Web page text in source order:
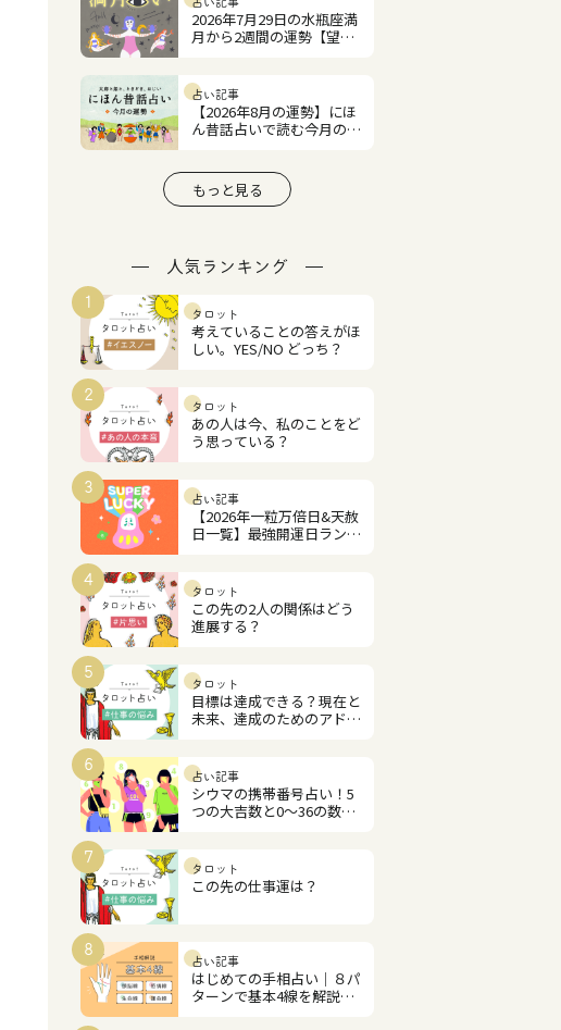
2026年7月29日の水瓶座満
月から2週間の運勢【望月
占い記事
【2026年8月の運勢】にほ
ん昔話占いで読む今月の占
もっと見る
人気ランキング
1
タロット
考えていることの答えがほ
しい。YES/NO どっち？
2
タロット
あの人は今、私のことをど
う思っている？
3
占い記事
【2026年一粒万倍日&天赦
日一覧】最強開運日ランキ
4
タロット
この先の2人の関係はどう
進展する？
5
タロット
目標は達成できる？現在と
未来、達成のためのアドバ
6
占い記事
シウマの携帯番号占い！5
つの大吉数と0～36の数字
7
タロット
この先の仕事運は？
8
占い記事
はじめての手相占い｜８パ
ターンで基本4線を解説！